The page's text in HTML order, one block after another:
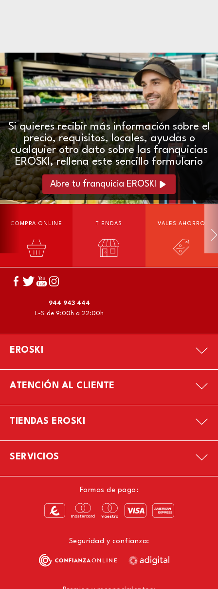
Si quieres recibir más información sobre el
precio, requisitos, locales, ayudas o
cualquier otro dato sobre las franquicias
EROSKI, rellena este sencillo formulario
Abre tu franquicia EROSKI
COMPRA ONLINE TIENDAS VALES AHORRO
944 943 444
L-S de 9:00h a 22:00h
EROSKI
ATENCIÓN AL CLIENTE
TIENDAS EROSKI
SERVICIOS
Formas de pago:
Seguridad y confianza: